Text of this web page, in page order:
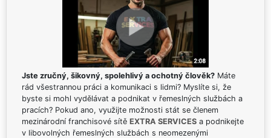
Jste zručný, šikovný, spolehlivý a ochotný člověk? Máte
rád všestrannou práci a komunikaci s lidmi? Myslíte si, že
byste si mohl vydělávat a podnikat v řemeslných službách a
pracích? Pokud ano, využijte možnosti stát se členem
mezinárodní franchisové sítě EXTRA SERVICES a podnikejte
v libovolných řemeslných službách s neomezenými